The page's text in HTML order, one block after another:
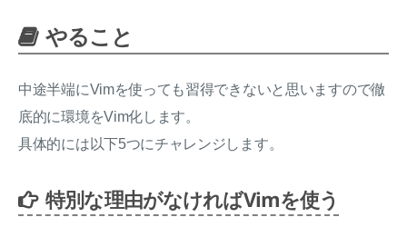
やること
中途半端にVimを使っても習得できないと思いますので徹
底的に環境をVim化します。
具体的には以下5つにチャレンジします。
特別な理由がなければVimを使う